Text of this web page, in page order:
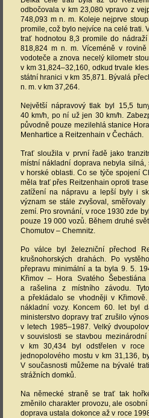
odbočovala v km 23,080 vpravo z
748,093 m n. m. Koleje nejprve
promile, což bylo nejvíce na celé trati.
trať hodnotou 8,3 promile do
818,824 m n. m. Víceméně v rovině
vodoteče a znova necelý kilometr
v km 31,824–32,160, odkud trvale
státní hranici v km 35,871. Bývalá
n. m. v km 37,264.
Největší nápravový tlak byl 15,5
40 km/h, po ní už jen 30 km/h.
původně pouze mezilehlá stanice
Menhartice a Reitzenhain v Čechách.
Trať sloužila v první řadě jako
místní nákladní doprava nebyla
v horské oblasti. Co se týče spojení
měla trať přes Reitzenhain oproti
zatížení na nápravu a lepší byly i
význam se stále zvyšoval,
zemí. Pro srovnání, v roce 1930 zde
pouze 19 000 vozů. Během druhé
Chomutov – Chemnitz.
Po válce byl železniční přechod
krušnohorských drahách. Po
přepravu minimální a ta byla 9. 5.
Křimov – Hora Svatého
a rašelina z místního závodu.
a překládalo se vhodněji v
nákladní vozy. Koncem 60. let byl
ministerstvo dopravy trať zrušilo
v letech 1985–1987. Velký
v souvislosti se stavbou
v km 30,434 byl odstřelen v roce
jednopolového mostu v km 31,136,
V současnosti můžeme na bývalé
strážních domků.
Na německé straně se trať tak
změnilo charakter provozu, ale
doprava ustala dokonce až v roce